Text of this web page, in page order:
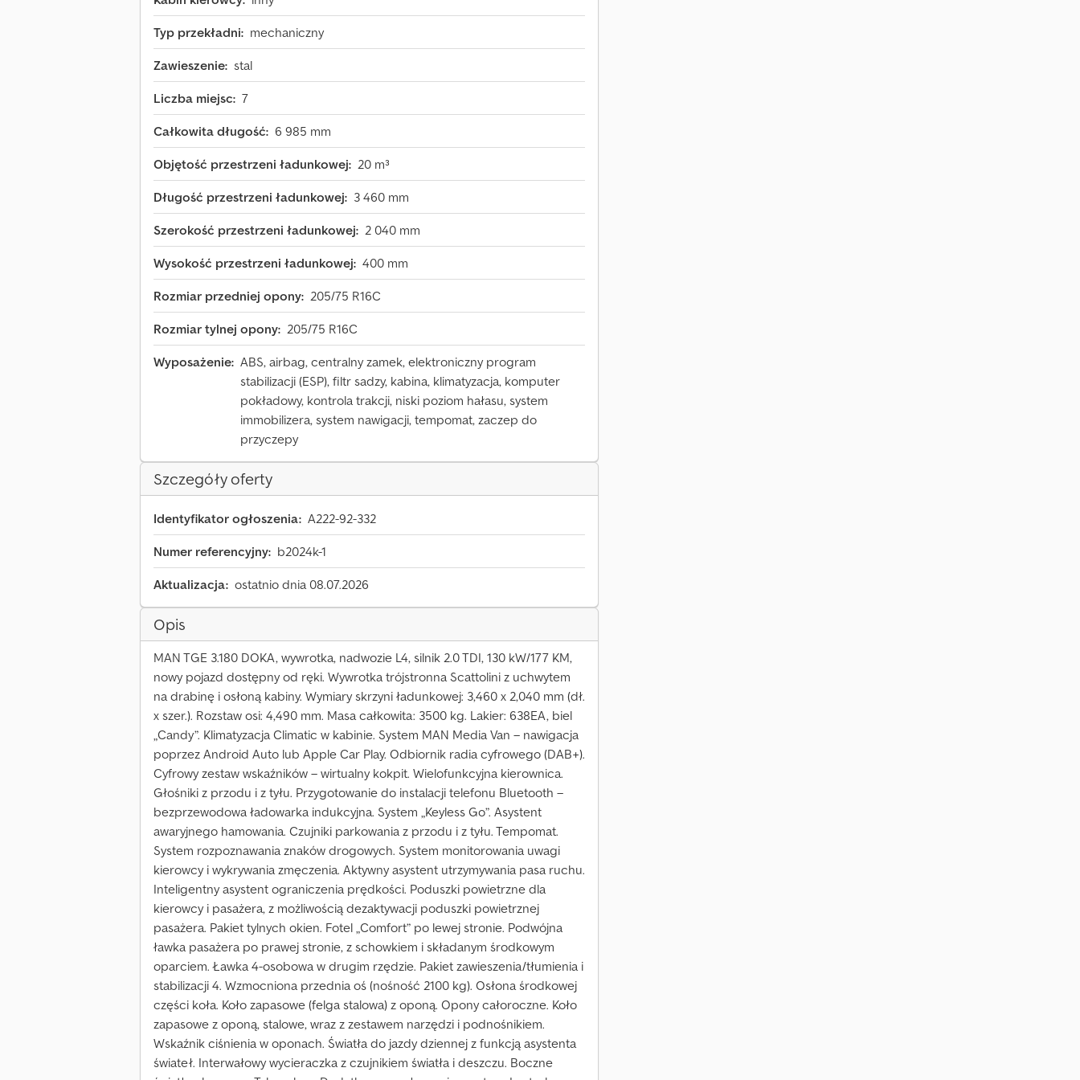
Typ przekładni: mechaniczny
Zawieszenie: stal
Liczba miejsc: 7
Całkowita długość: 6 985 mm
Objętość przestrzeni ładunkowej: 20 m³
Długość przestrzeni ładunkowej: 3 460 mm
Szerokość przestrzeni ładunkowej: 2 040 mm
Wysokość przestrzeni ładunkowej: 400 mm
Rozmiar przedniej opony: 205/75 R16C
Rozmiar tylnej opony: 205/75 R16C
Wyposażenie: ABS, airbag, centralny zamek, elektroniczny program
stabilizacji (ESP), filtr sadzy, kabina, klimatyzacja, komputer
pokładowy, kontrola trakcji, niski poziom hałasu, system
immobilizera, system nawigacji, tempomat, zaczep do
przyczepy
Szczegóły oferty
Identyfikator ogłoszenia: A222-92-332
Numer referencyjny: b2024k-1
Aktualizacja: ostatnio dnia 08.07.2026
Opis
MAN TGE 3.180 DOKA, wywrotka, nadwozie L4, silnik 2.0 TDI, 130 kW/177 KM,
nowy pojazd dostępny od ręki. Wywrotka trójstronna Scattolini z uchwytem
na drabinę i osłoną kabiny. Wymiary skrzyni ładunkowej: 3,460 x 2,040 mm (dł.
x szer.). Rozstaw osi: 4,490 mm. Masa całkowita: 3500 kg. Lakier: 638EA, biel
„Candy”. Klimatyzacja Climatic w kabinie. System MAN Media Van – nawigacja
poprzez Android Auto lub Apple Car Play. Odbiornik radia cyfrowego (DAB+).
Cyfrowy zestaw wskaźników – wirtualny kokpit. Wielofunkcyjna kierownica.
Głośniki z przodu i z tyłu. Przygotowanie do instalacji telefonu Bluetooth –
bezprzewodowa ładowarka indukcyjna. System „Keyless Go”. Asystent
awaryjnego hamowania. Czujniki parkowania z przodu i z tyłu. Tempomat.
System rozpoznawania znaków drogowych. System monitorowania uwagi
kierowcy i wykrywania zmęczenia. Aktywny asystent utrzymywania pasa ruchu.
Inteligentny asystent ograniczenia prędkości. Poduszki powietrzne dla
kierowcy i pasażera, z możliwością dezaktywacji poduszki powietrznej
pasażera. Pakiet tylnych okien. Fotel „Comfort” po lewej stronie. Podwójna
ławka pasażera po prawej stronie, z schowkiem i składanym środkowym
oparciem. Ławka 4-osobowa w drugim rzędzie. Pakiet zawieszenia/tłumienia i
stabilizacji 4. Wzmocniona przednia oś (nośność 2100 kg). Osłona środkowej
części koła. Koło zapasowe (felga stalowa) z oponą. Opony całoroczne. Koło
zapasowe z oponą, stalowe, wraz z zestawem narzędzi i podnośnikiem.
Wskaźnik ciśnienia w oponach. Światła do jazdy dziennej z funkcją asystenta
świateł. Interwałowy wycieraczka z czujnikiem światła i deszczu. Boczne